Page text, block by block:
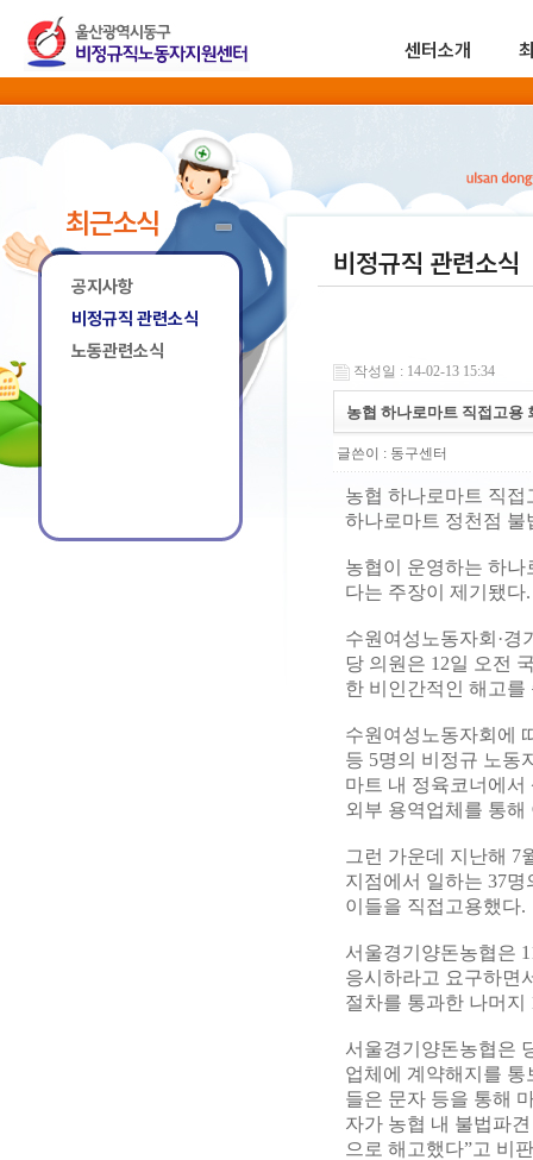
센터소개
최근소식
공지사항
비정규직 관련소식
노동관련소식
비정규직 관련소식
작성일 : 14-02-13 15:34
농협 하나로마트 직접고용
글쓴이 : 동구센터
농협 하나로마트 직접
하나로마트 정천점
농협이 운영하는 하
다는 주장이 제기됐다.
수원여성노동자회·경
당 의원은 12일 오전
한 비인간적인 해고를
수원여성노동자회에
등 5명의 비정규 노동
마트 내 정육코너에
외부 용역업체를 통
그런 가운데 지난해 7
지점에서 일하는 37
이들을 직접고용했다.
서울경기양돈농협은
응시하라고 요구하면
절차를 통과한 나머
서울경기양돈농협은
업체에 계약해지를
들은 문자 등을 통해
자가 농협 내 불법파
으로 해고했다”고 비